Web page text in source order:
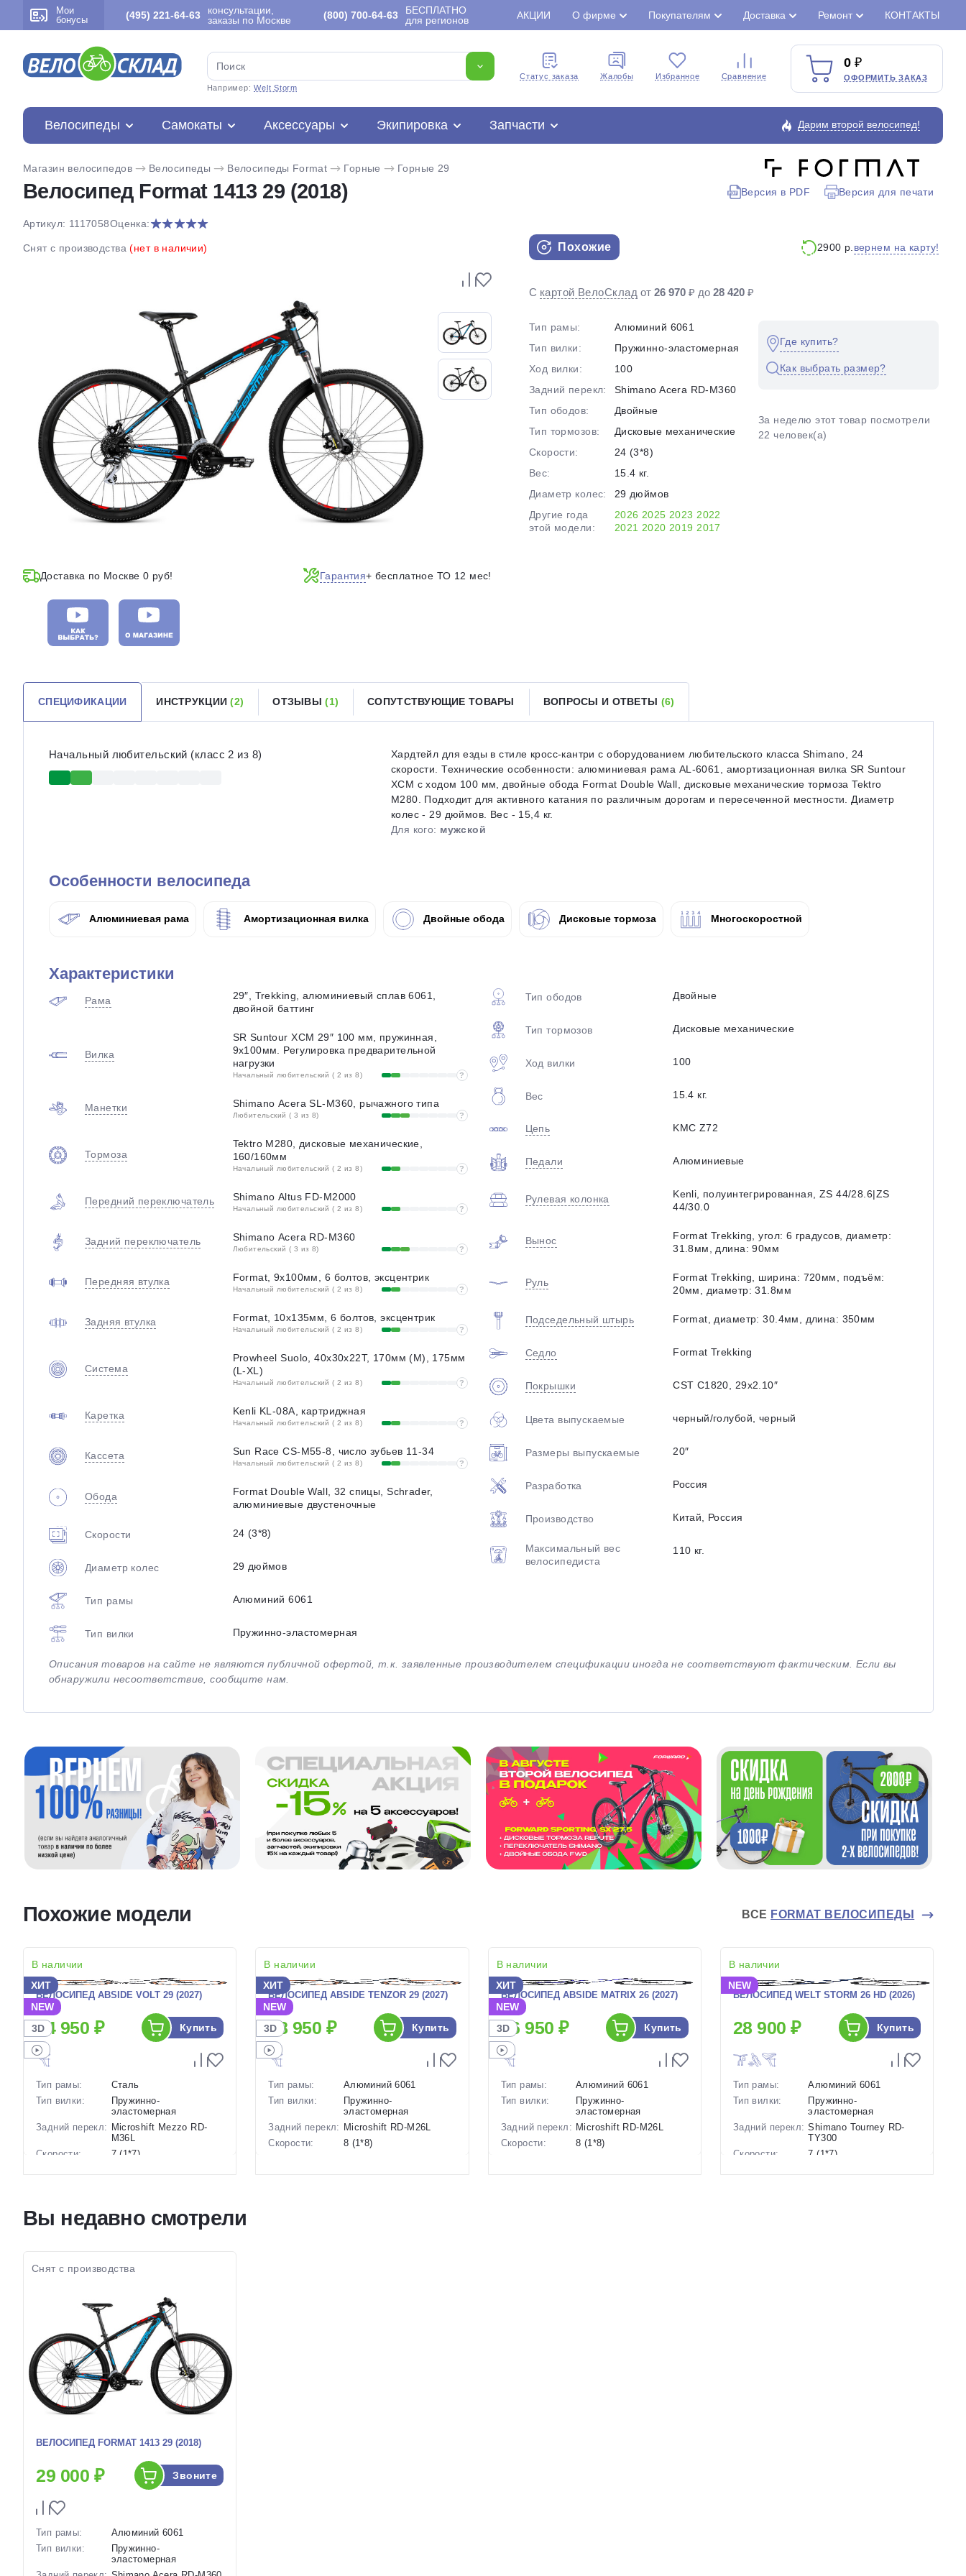
Мои
бонусы
(495) 221-64-63
консультации,
заказы по Москве
(800) 700-64-63
БЕСПЛАТНО
для регионов
АКЦИИ О фирме Покупателям Доставка Ремонт КОНТАКТЫ
Например:Welt Storm
Cтатус заказа Жалобы Избранное Сравнение
0
ОФОРМИТЬ ЗАКАЗ
Велосипеды Самокаты Аксессуары Экипировка Запчасти Дарим второй велосипед!
Магазин велосипедов Велосипеды Велосипеды Format Горные Горные 29
Велосипед Format 1413 29 (2018) Версия в PDF Версия для печати
Артикул: 1117058Оценка:
Снят с производства(нет в наличии)
Доставка по Москве 0 руб! Гарантия+ бесплатное ТО 12 мес!
Похожие 2900 р. вернем на карту!
С картой ВелоСклад от26 970 ₽ до28 420 ₽
Тип рамы:
Алюминий 6061
Тип вилки:
Пружинно-эластомерная
Ход вилки:
100
Задний перекл:
Shimano Acera RD-M360
Тип ободов:
Двойные
Тип тормозов:
Дисковые механические
Скорости:
24 (3*8)
Вес:
15.4 кг.
Диаметр колес:
29 дюймов
Другие года
этой модели:
2026 2025 2023 2022
2021 2020 2019 2017
Где купить?
Как выбрать размер?
За неделю этот товар посмотрели
22 человек(а)
СПЕЦИФИКАЦИИ ИНСТРУКЦИИ(2) ОТЗЫВЫ(1) СОПУТСТВУЮЩИЕ ТОВАРЫ ВОПРОСЫ И ОТВЕТЫ (6)
Начальный любительский (класс 2 из 8)
Хардтейл для езды в стиле кросс-кантри с оборудованием любительского класса Shimano, 24
скорости. Технические особенности: алюминиевая рама AL-6061, амортизационная вилка SR Suntour
XCM с ходом 100 мм, двойные обода Format Double Wall, дисковые механические тормоза Tektro
M280. Подходит для активного катания по различным дорогам и пересеченной местности. Диаметр
колес - 29 дюймов. Вес - 15,4 кг.
Для кого: мужской
Особенности велосипеда
Алюминиевая рама Амортизационная вилка Двойные обода Дисковые тормоза Многоскоростной
Характеристики
Рама
29″, Trekking, алюминиевый сплав 6061,
двойной баттинг
Вилка
SR Suntour XCM 29″ 100 мм, пружинная,
9x100мм. Регулировка предварительной
нагрузки
Начальный любительский ( 2 из 8) ?
Манетки Shimano Acera SL-M360, рычажного типа
Любительский ( 3 из 8) ?
Тормоза
Tektro M280, дисковые механические,
160/160мм
Начальный любительский ( 2 из 8) ?
Передний переключатель Shimano Altus FD-M2000
Начальный любительский ( 2 из 8) ?
Задний переключатель Shimano Acera RD-M360
Любительский ( 3 из 8) ?
Передняя втулка Format, 9x100мм, 6 болтов, эксцентрик
Начальный любительский ( 2 из 8) ?
Задняя втулка Format, 10x135мм, 6 болтов, эксцентрик
Начальный любительский ( 2 из 8) ?
Система
Prowheel Suolo, 40x30x22T, 170мм (M), 175мм
(L-XL)
Начальный любительский ( 2 из 8) ?
Каретка Kenli KL-08A, картриджная
Начальный любительский ( 2 из 8) ?
Кассета Sun Race CS-M55-8, число зубьев 11-34
Начальный любительский ( 2 из 8) ?
Обода
Format Double Wall, 32 спицы, Schrader,
алюминиевые двустеночные
Скорости 24 (3*8)
Диаметр колес 29 дюймов
Тип рамы Алюминий 6061
Тип вилки Пружинно-эластомерная
Тип ободов Двойные
Тип тормозов Дисковые механические
Ход вилки 100
Вес 15.4 кг.
Цепь KMC Z72
Педали Алюминиевые
Рулевая колонка
Kenli, полуинтегрированная, ZS 44/28.6|ZS
44/30.0
Вынос
Format Trekking, угол: 6 градусов, диаметр:
31.8мм, длина: 90мм
Руль
Format Trekking, ширина: 720мм, подъём:
20мм, диаметр: 31.8мм
Подседельный штырь Format, диаметр: 30.4мм, длина: 350мм
Седло Format Trekking
Покрышки CST C1820, 29x2.10″
Цвета выпускаемые черный/голубой, черный
Размеры выпускаемые 20″
Разработка Россия
Производство Китай, Россия
Максимальный вес
велосипедиста
110 кг.
Описания товаров на сайте не являются публичной офертой, т.к. заявленные производителем спецификации иногда не соответствуют фактическим. Если вы
обнаружили несоответствие, сообщите нам.
Похожие модели ВСЕ FORMAT ВЕЛОСИПЕДЫ
В наличии
ХИТ
NEW
3D
ВЕЛОСИПЕД ABSIDE VOLT 29 (2027)
24 950 ₽ Купить
Тип рамы:
Сталь
Тип вилки:
Пружинно-
эластомерная
Задний перекл: Microshift Mezzo RD-
M36L
Скорости:
7 (1*7)
колес:
Цвет-размер в
20 Черный, 18 Черный
В наличии
ХИТ
NEW
3D
ВЕЛОСИПЕД ABSIDE TENZOR 29 (2027)
28 950 ₽ Купить
Тип рамы:
Алюминий 6061
Тип вилки:
Пружинно-
эластомерная
Задний перекл: Microshift RD-M26L
Скорости:
8 (1*8)
В наличии
ХИТ
NEW
3D
ВЕЛОСИПЕД ABSIDE MATRIX 26 (2027)
26 950 ₽ Купить
Тип рамы:
Алюминий 6061
Тип вилки:
Пружинно-
эластомерная
Задний перекл: Microshift RD-M26L
Скорости:
8 (1*8)
В наличии
NEW
ВЕЛОСИПЕД WELT STORM 26 HD (2026)
28 900 ₽ Купить
Тип рамы:
Алюминий 6061
Тип вилки:
Пружинно-
эластомерная
Задний перекл: Shimano Tourney RD-
TY300
Скорости:
7 (1*7)
Вы недавно смотрели
Снят с производства
ВЕЛОСИПЕД FORMAT 1413 29 (2018)
29 000 ₽ Звоните
Тип рамы:
Алюминий 6061
Тип вилки:
Пружинно-
эластомерная
Разбейте
оплату
на части
без переплат
График платежей
Сегодня
25%
Подробнееоб оплате Плайтом
раз в 2
Остались вопросы?